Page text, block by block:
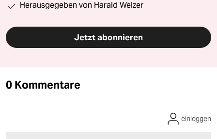
Herausgegeben von Harald Welzer
Jetzt abonnieren
0 Kommentare
einloggen